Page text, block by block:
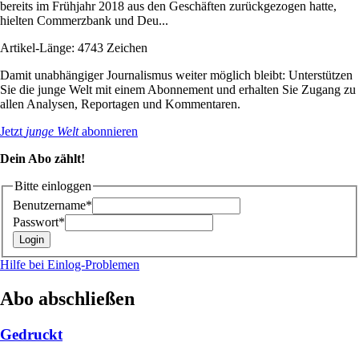
bereits im Frühjahr 2018 aus den Geschäften zurückgezogen hatte,
hielten Commerzbank und Deu...
Artikel-Länge: 4743 Zeichen
Damit unabhängiger Journalismus weiter möglich bleibt: Unterstützen
Sie die junge Welt mit einem Abonnement und erhalten Sie Zugang zu
allen Analysen, Reportagen und Kommentaren.
Jetzt junge Weltabonnieren
Dein Abo zählt!
Bitte einloggen
Benutzername*
Passwort*
Hilfe bei Einlog-Problemen
Abo abschließen
Gedruckt